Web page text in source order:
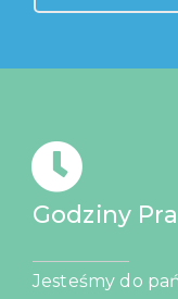
Godziny
Jesteśmy do